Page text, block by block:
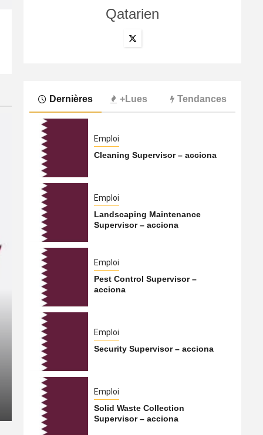
Le Hamas s’apprêterait à transférer ses activités du
International
Le Hamas s’apprêterait
Qatar vers la Turquie
5 août 2026 Qatarien
Qatarien
Dernières +Lues Tendances
Emploi
Cleaning Supervisor – acciona
Emploi
Landscaping Maintenance
Supervisor – acciona
Emploi
Pest Control Supervisor –
acciona
Emploi
Security Supervisor – acciona
Emploi
Solid Waste Collection
Supervisor – acciona